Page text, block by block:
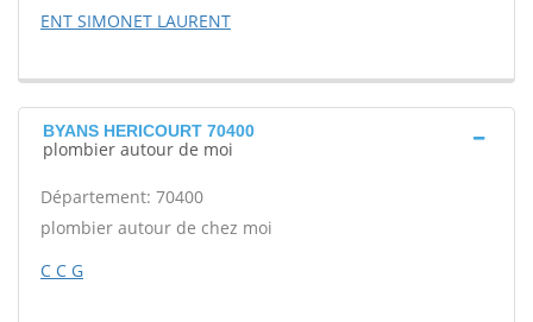
ENT SIMONET LAURENT
BYANS HERICOURT 70400
plombier autour de moi
Département: 70400
plombier autour de chez moi
C C G